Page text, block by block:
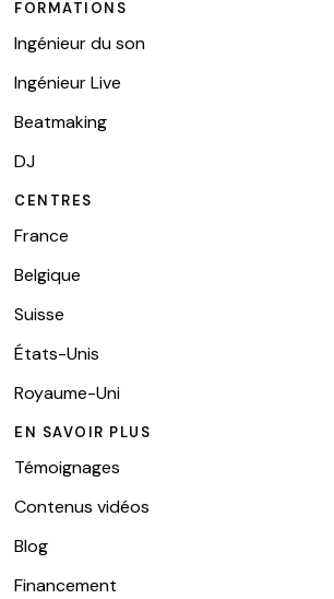
FORMATIONS
Ingénieur du son
Ingénieur Live
Beatmaking
DJ
CENTRES
France
Belgique
Suisse
États-Unis
Royaume-Uni
EN SAVOIR PLUS
Témoignages
Contenus vidéos
Blog
Financement